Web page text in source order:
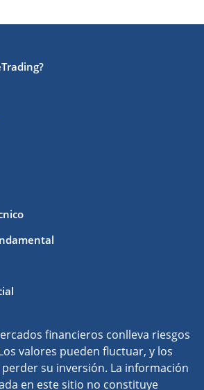
financieros conlleva riesgos
valores pueden fluctuar, y los
su inversión. La información
en este sitio no constituye